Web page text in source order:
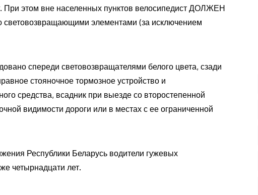
При этом вне населенных пунктов велосипедист ДОЛЖЕН
элементами (за исключением
спереди световозвращателями белого цвета, сзади
стояночное тормозное устройство и
средства, всадник при выезде со второстепенной
видимости дороги или в местах с ее ограниченной
Республики Беларусь водители гужевых
четырнадцати лет.